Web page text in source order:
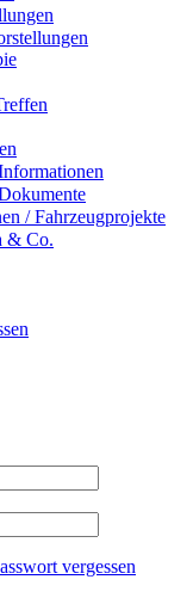
/ Fahrzeugprojekte
& Co.
vergessen